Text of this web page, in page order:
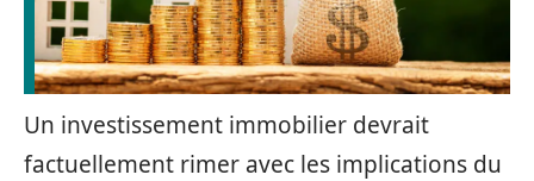
Un investissement immobilier devrait
factuellement rimer avec les implications du